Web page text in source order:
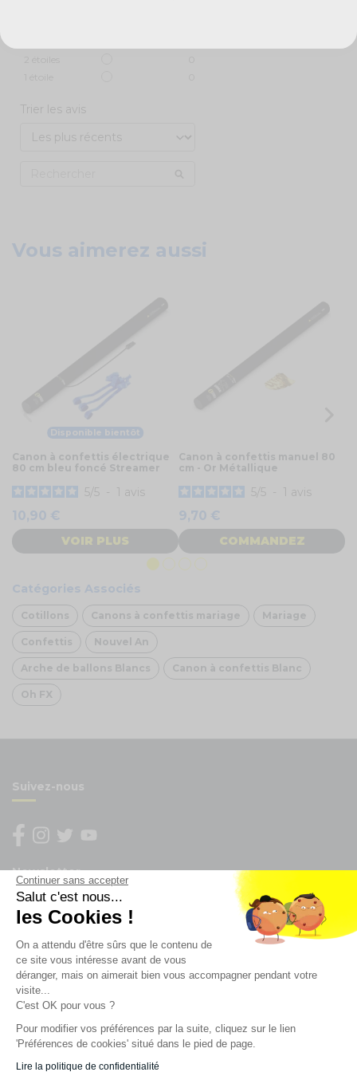
Continuer sans accepter
Salut c'est nous...
les Cookies !
On a attendu d'être sûrs que le contenu de
ce site vous intéresse avant de vous
déranger, mais on aimerait bien vous accompagner pendant votre
visite...
C'est OK pour vous ?
Pour modifier vos préférences par la suite, cliquez sur le lien
'Préférences de cookies' situé dans le pied de page.
Lire la politique de confidentialité
Trier les avis
Vous aimerez aussi
Disponible bientôt
Canon à confettis électrique
80 cm bleu foncé Streamer
5 5 - 1 avis
10,90 €
VOIR PLUS
Canon à confettis manuel 80
cm - Or Métallique
5 5 - 1 avis
9,70 €
COMMANDEZ
Catégories Associés
Cotillons Canons à confettis mariage Mariage
Confettis Nouvel An
Arche de ballons Blancs Canon à confettis Blanc
Oh FX
Suivez-nous
Newsletter
Enregistrez vous à la newsletter
Restez à l'actualité sur nos produits et les offres du
moment
NOS SERVICES
INFORMATIONS